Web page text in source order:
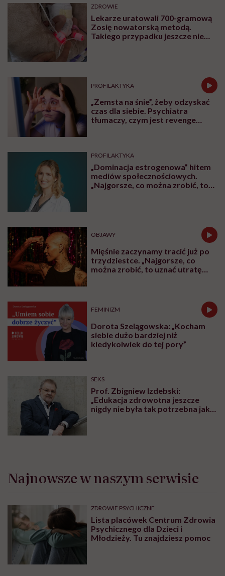
ZDROWIE
Lekarze uratowali 700-gramową
Zosię nowatorską metodą.
Takiego przypadku jeszcze nie
PROFILAKTYKA
„Zemsta na śnie”, żeby odzyskać
czas dla siebie. Psychiatra
tłumaczy, czym jest revenge
PROFILAKTYKA
„Dominacja estrogenowa” hitem
mediów społecznościowych.
„Najgorsze, co można zrobić, to
OBJAWY
Mięśnie zaczynamy tracić już po
trzydziestce. „Najgorsze, co
można zrobić, to uznać utratę
FEMINIZM
Dorota Szelągowska: „Kocham
siebie dużo bardziej niż
kiedykolwiek do tej pory”
SEKS
Prof. Zbigniew Izdebski:
„Edukacja zdrowotna jeszcze
nigdy nie była tak potrzebna jak
Najnowsze w naszym serwisie
ZDROWIE PSYCHICZNE
Lista placówek Centrum Zdrowia
Psychicznego dla Dzieci i
Młodzieży. Tu znajdziesz pomoc